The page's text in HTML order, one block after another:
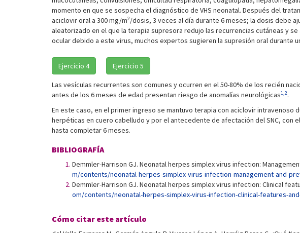
momento en que se sospecha el diagnóstico de VHS neonatal. Después del
aciclovir oral a 300 mg/m2/dosis, 3 veces al día durante 6 meses; la dosis debe
aleatorizado en el que la terapia supresora redujo las recurrencias cutáneas y
ocular debido a este virus, muchos expertos sugieren la supresión oral durante
Ejercicio 4 Ejercicio 5
Las vesículas recurrentes son comunes y ocurren en el 50-80% de los recién
antes de los 6 meses de edad presentan riesgo de anomalías neurológicas1,2.
En este caso, en el primer ingreso se mantuvo terapia con aciclovir intravenoso
herpéticas en cuero cabelludo y por el antecedente de afectación del SNC,
hasta completar 6 meses.
BIBLIOGRAFÍA
Demmler-Harrison GJ. Neonatal herpes simplex virus infection:
m/contents/neonatal-herpes-simplex-virus-infection-management-and-
Demmler-Harrison GJ. Neonatal herpes simplex virus infection: Clinical
om/contents/neonatal-herpes-simplex-virus-infection-clinical-features-
Cómo citar este artículo